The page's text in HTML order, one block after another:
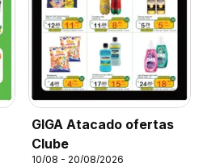
GIGA Atacado ofertas
Clube
10/08 - 20/08/2026